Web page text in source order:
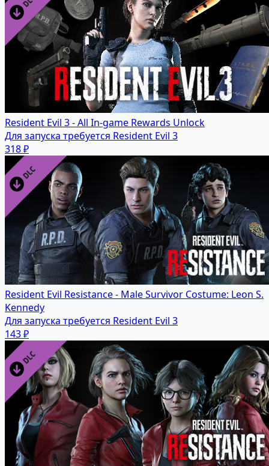
Resident Evil 3 - All In-game Rewards Unlock
Для запуска требуется Resident Evil 3
318 ₽
Resident Evil Resistance - Male Survivor Costume: Leon S.
Kennedy
Для запуска требуется Resident Evil 3
143 ₽